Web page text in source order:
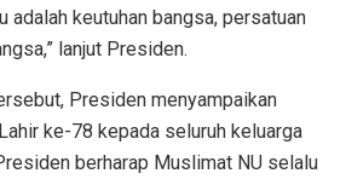
adalah keutuhan bangsa, persatuan
lanjut Presiden.
Presiden menyampaikan
ke-78 kepada seluruh keluarga
berharap Muslimat NU selalu